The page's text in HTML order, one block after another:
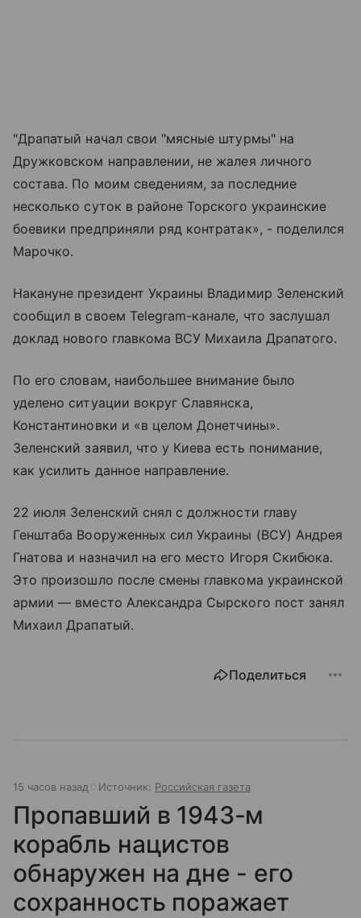
"Драпатый начал свои "мясные штурмы" на
Дружковском направлении, не жалея личного
состава. По моим сведениям, за последние
несколько суток в районе Торского украинские
боевики предприняли ряд контратак», - поделился
Марочко.
Накануне президент Украины Владимир Зеленский
сообщил в своем Telegram-канале, что заслушал
доклад нового главкома ВСУ Михаила Драпатого.
По его словам, наибольшее внимание было
уделено ситуации вокруг Славянска,
Константиновки и «в целом Донетчины».
Зеленский заявил, что у Киева есть понимание,
как усилить данное направление.
22 июля Зеленский снял с должности главу
Генштаба Вооруженных сил Украины (ВСУ) Андрея
Гнатова и назначил на его место Игоря Скибюка.
Это произошло после смены главкома украинской
армии — вместо Александра Сырского пост занял
Михаил Драпатый.
Поделиться
15 часов назад Источник: Российская газета
Пропавший в 1943-м
корабль нацистов
обнаружен на дне - его
сохранность поражает